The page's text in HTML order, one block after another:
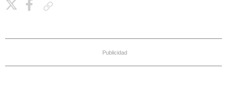
Publicidad